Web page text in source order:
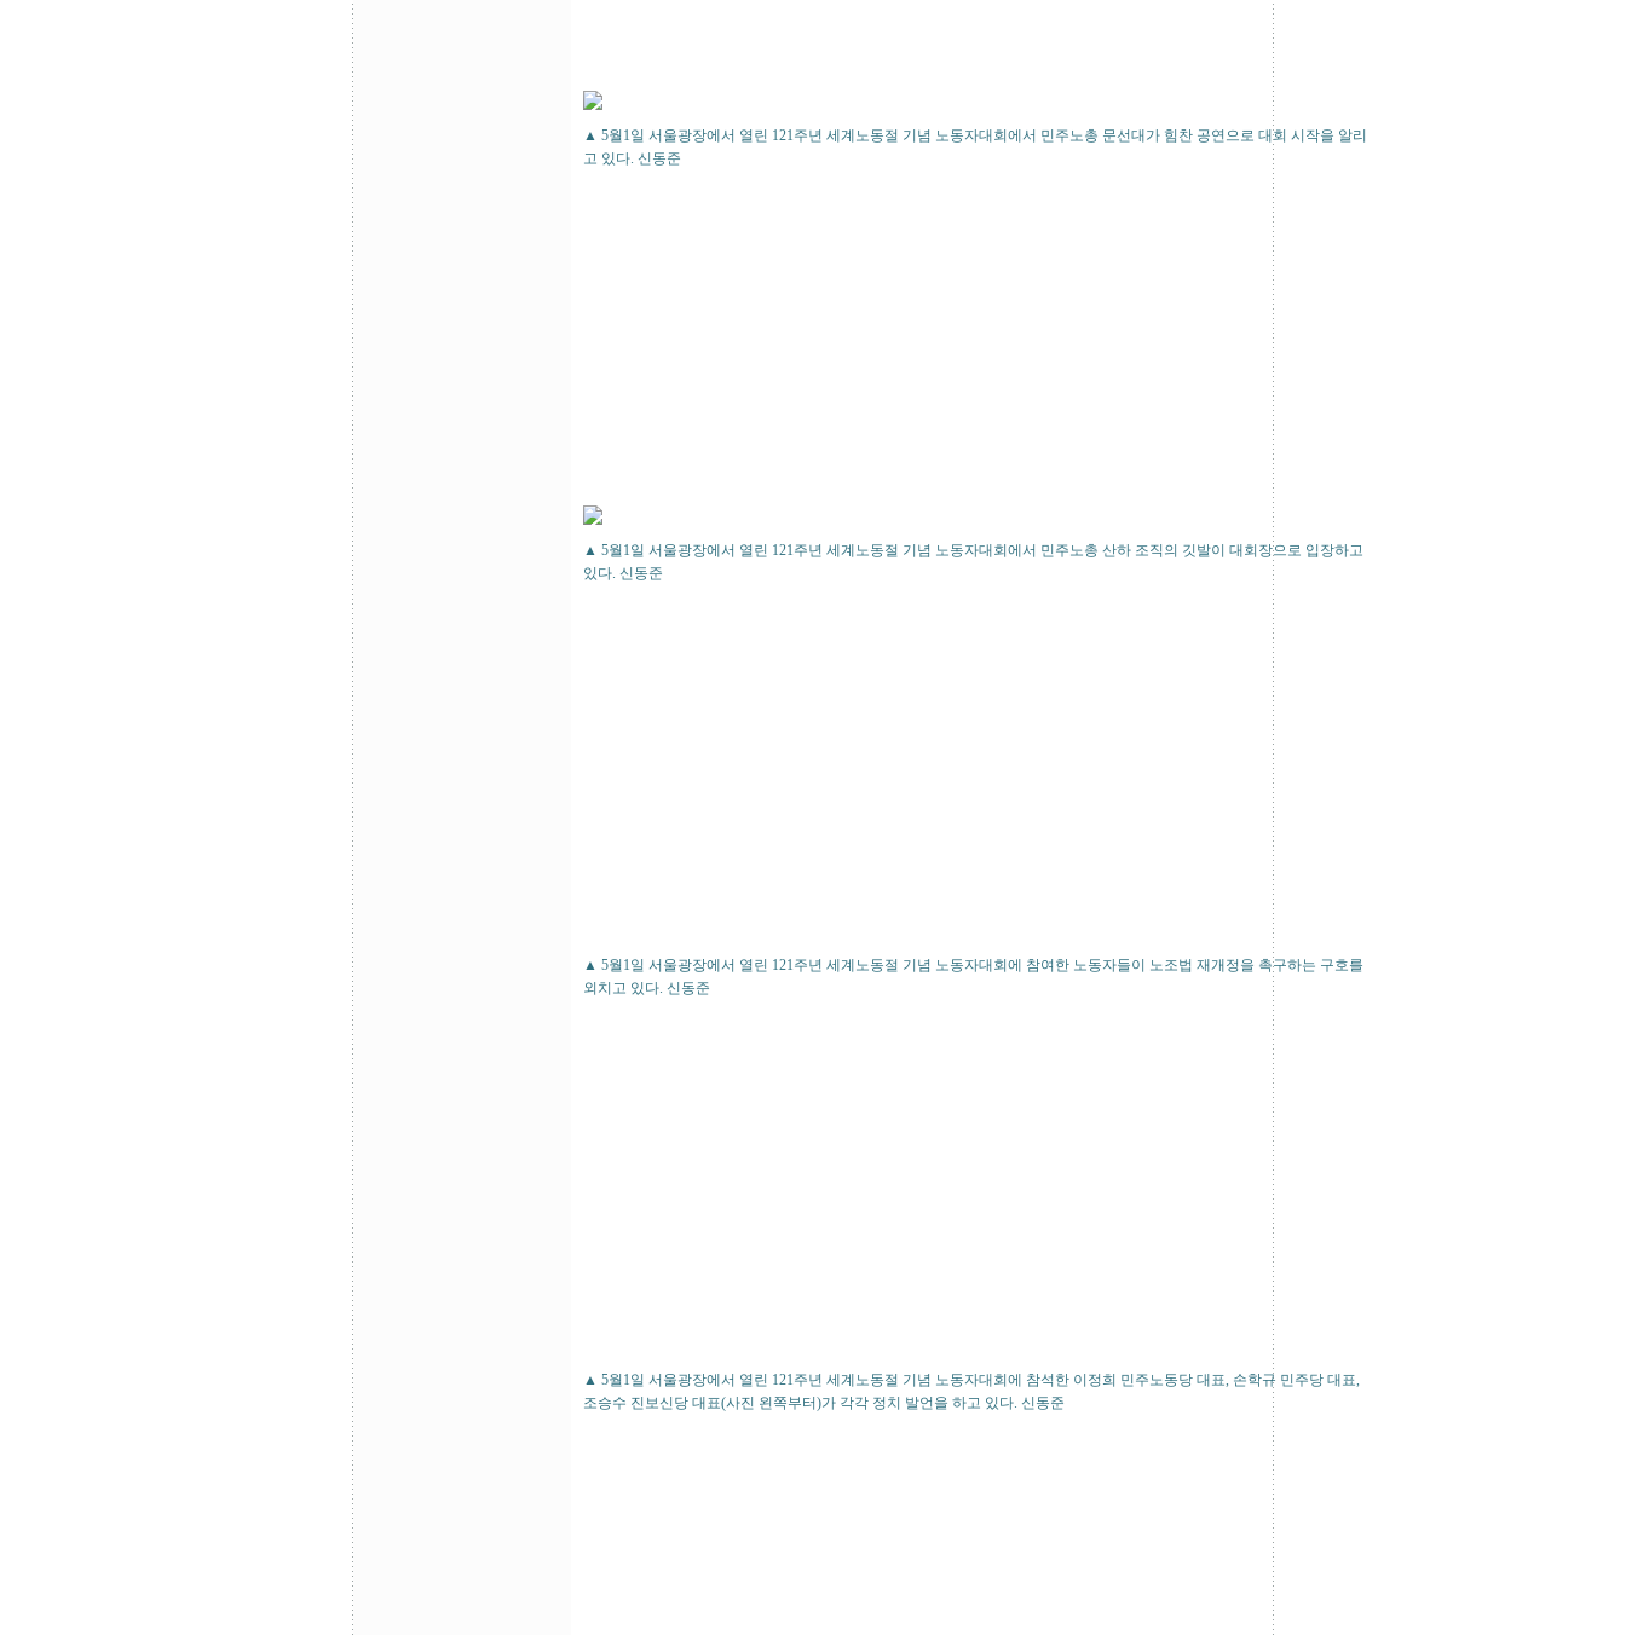
▲ 5월1일 서울광장에서 열린 121주년 세계노동절 기념 노동자대회에서 민주노총 문선대가 힘찬 공연으로 대회 시작을 알리
고 있다. 신동준
▲ 5월1일 서울광장에서 열린 121주년 세계노동절 기념 노동자대회에서 민주노총 산하 조직의 깃발이 대회장으로 입장하고
있다. 신동준
▲ 5월1일 서울광장에서 열린 121주년 세계노동절 기념 노동자대회에 참여한 노동자들이 노조법 재개정을 촉구하는 구호를
외치고 있다. 신동준
▲ 5월1일 서울광장에서 열린 121주년 세계노동절 기념 노동자대회에 참석한 이정희 민주노동당 대표, 손학규 민주당 대표,
조승수 진보신당 대표(사진 왼쪽부터)가 각각 정치 발언을 하고 있다. 신동준